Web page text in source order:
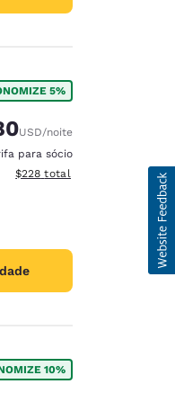
5%
“tachada”:
com desconto:
USD/noite
para sócio
Exibir detalhes do total
$228 total
10%